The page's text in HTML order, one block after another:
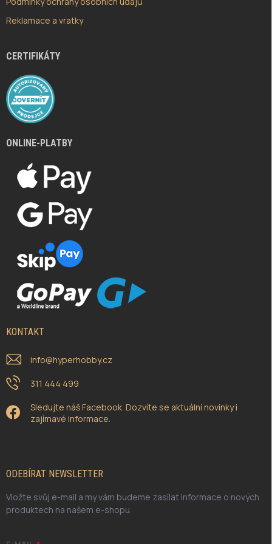
Reklamace a vratky
CERTIFIKÁTY
ONLINE-PLATBY
KONTAKT
info@hyperhobby.cz
311 444 499
Sledujte náš Facebook. Dozvíte se aktuální novinky i
zajímavé informace.
ODEBÍRAT NEWSLETTER
Vložte svůj e-mail a my vám budeme zasílat informace o nových
produktech na našem e-shopu.